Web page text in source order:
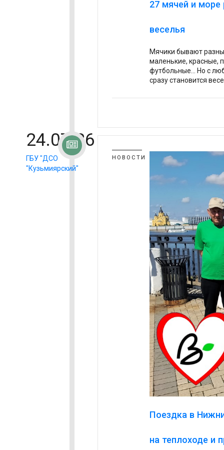
27 мячей и море
веселья
Мячики бывают
маленькие, красные,
футбольные… Но с
сразу становится
24.07.26
ГБУ "ДСО
"Кузьмиярский"
Поездка в
на теплоходе и
НОВОСТИ